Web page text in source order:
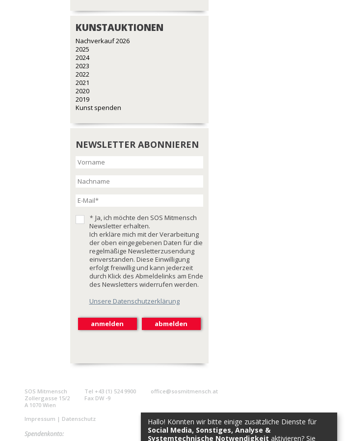
KUNSTAUKTIONEN
Nachverkauf 2026
2025
2024
2023
2022
2021
2020
2019
Kunst spenden
NEWSLETTER ABONNIEREN
* Ja, ich möchte den SOS Mitmensch
Newsletter erhalten.
Ich erkläre mich mit der Verarbeitung
der oben eingegebenen Daten für die
regelmäßige Newsletterzusendung
einverstanden. Diese Einwilligung
erfolgt freiwillig und kann jederzeit
durch Klick des Abmeldelinks am Ende
des Newsletters widerrufen werden.
Unsere Datenschutzerklärung
SOS Mitmensch
Zollergasse 15/2
A 1070 Wien
Tel +43 (1) 524 9900
Fax DW -9
office@sosmitmensch.at
Impressum | Datenschutz
Spendenkonto:
Hallo! Könnten wir bitte einige zusätzliche Dienste für
Social Media, Sonstiges, Analyse &
Systemtechnische Notwendigkeit aktivieren? Sie